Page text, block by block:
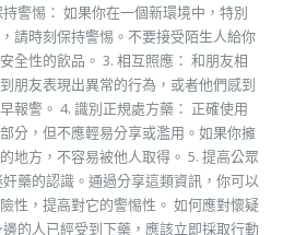
警惕： 如果你在一個新環境中，特別
請時刻保持警惕。不要接受陌生人給你
全性的飲品。 3. 相互照應： 和朋友相
朋友表現出異常的行為，或者他們感到
報警。 4. 識別正規處方藥： 正確使用
分，但不應輕易分享或濫用。如果你擁
地方，不容易被他人取得。 5. 提高公眾
藥的認識。通過分享這類資訊，你可以
性，提高對它的警惕性。 如何應對懷疑
的人已經受到下藥，應該立即採取行動